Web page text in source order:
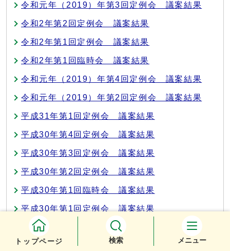
トップページ 検索 メニュー
令和元年（2019）年第3回定例会 議案結果
令和2年第2回定例会 議案結果
令和2年第1回定例会 議案結果
令和2年第1回臨時会 議案結果
令和元年（2019）年第4回定例会 議案結果
令和元年（2019）年第2回定例会 議案結果
平成31年第1回定例会 議案結果
平成30年第4回定例会 議案結果
平成30年第3回定例会 議案結果
平成30年第2回定例会 議案結果
平成30年第1回臨時会 議案結果
平成30年第1回定例会 議案結果
平成29年第4回定例会 議案結果
平成29年第3回定例会 議案結果